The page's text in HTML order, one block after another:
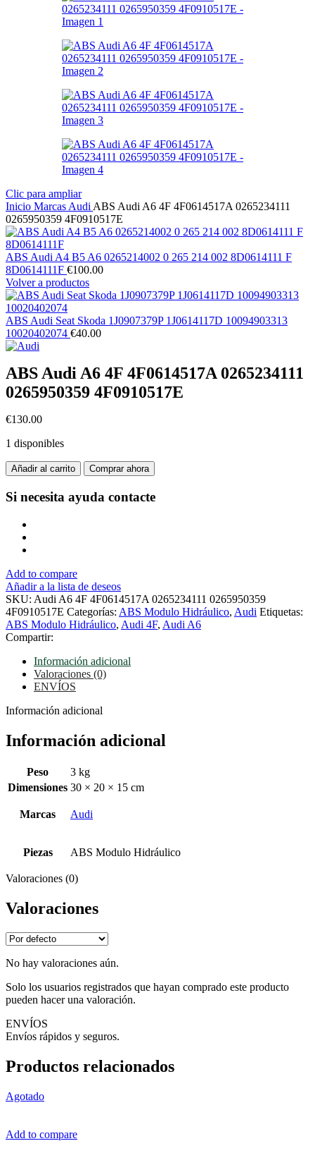
Clic para ampliar
Inicio Marcas Audi ABS Audi A6 4F 4F0614517A 0265234111
0265950359 4F0910517E
ABS Audi A4 B5 A6 0265214002 0 265 214 002 8D0614111 F
8D0614111F €100.00
Volver a productos
ABS Audi Seat Skoda 1J0907379P 1J0614117D 10094903313
10020402074 €40.00
ABS Audi A6 4F 4F0614517A 0265234111
0265950359 4F0910517E
€130.00
1 disponibles
ABS
Audi
A6
4F
0265234111
0265950359
4F0910517E
cantidad
Añadir al carrito Comprar ahora
Si necesita ayuda contacte
Add to compare
Añadir a la lista de deseos
SKU: Audi A6 4F 4F0614517A 0265234111 0265950359
4F0910517E Categorías: ABS Modulo Hidráulico, Audi Etiquetas:
ABS Modulo Hidráulico, Audi 4F, Audi A6
Compartir:
Información adicional
Valoraciones (0)
ENVÍOS
Información adicional
Información adicional
Peso
3 kg
Dimensiones 30 × 20 × 15 cm
Marcas Audi
Piezas ABS Modulo Hidráulico
Valoraciones (0)
Valoraciones
No hay valoraciones aún.
Solo los usuarios registrados que hayan comprado este producto
pueden hacer una valoración.
ENVÍOS
Envíos rápidos y seguros.
Productos relacionados
Agotado
Add to compare